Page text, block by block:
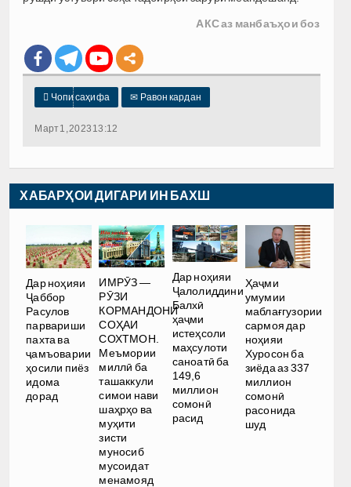
АКС аз манбаъҳои боз
 Чопи саҳифа ✉ Равон кардан
Март 1, 2023 13:12
ХАБАРҲОИ ДИГАРИ ИН БАХШ
Дар ноҳияи
Ҷаббор
Расулов
парвариши
пахта ва
ҷамъоварии
ҳосили пиёз
идома
дорад
ИМРӮЗ —
РӮЗИ
КОРМАНДОНИ
СОҲАИ
СОХТМОН.
Меъмории
миллӣ ба
ташаккули
симои нави
шаҳрҳо ва
муҳити
зисти
муносиб
мусоидат
менамояд
Дар ноҳияи
Ҷалолиддини
Балхӣ
ҳаҷми
истеҳсоли
маҳсулоти
саноатӣ ба
149,6
миллион
сомонӣ
расид
Ҳаҷми
умумии
маблағгузории
сармоя дар
ноҳияи
Хуросон ба
зиёда аз 337
миллион
сомонӣ
расонида
шуд